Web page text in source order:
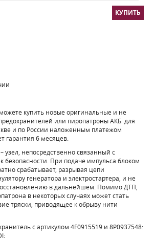
купить новые оригинальные и не
или пиропатроны АКБ для
и по России наложенным платежом
гарантия 6 месяцев.
узел, непосредственно связанный с
безопасности. При подаче импульса блоком
срабатывает, разрывая цепи
генератора и электростартера, и не
в дальнейшем. Помимо ДТП,
в некоторых случаях может стать
тряски, приводящее к обрыву нити
с артикулом 4F0915519 и 8P0937548: